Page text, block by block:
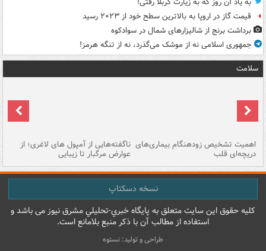
قیمت گاز در اروپا به بالاترین سطح خود از ۲۰۲۳ رسید
برداشت برنج از شالیزارهای شمال در سوادکوه
جمهوری اسلامی نه از موشک می‌گذرد، نه از تنگه هرمز!
سلامت
اهمیت تشخیص زودهنگام بیماری‌های
دریچه‌ای قلب
ناگفته‌هایی از آمپول های لاغری؛ از
عوارض مرگبار تا زیبایی
نسخه دسکتاپ
کليه حقوق اين سايت متعلق به پایگاه خبري-تحليلي مشرق نيوز می باشد و
استفاده از مطالب آن با ذکر منبع بلامانع است.
طراحی و تولید: نستوه